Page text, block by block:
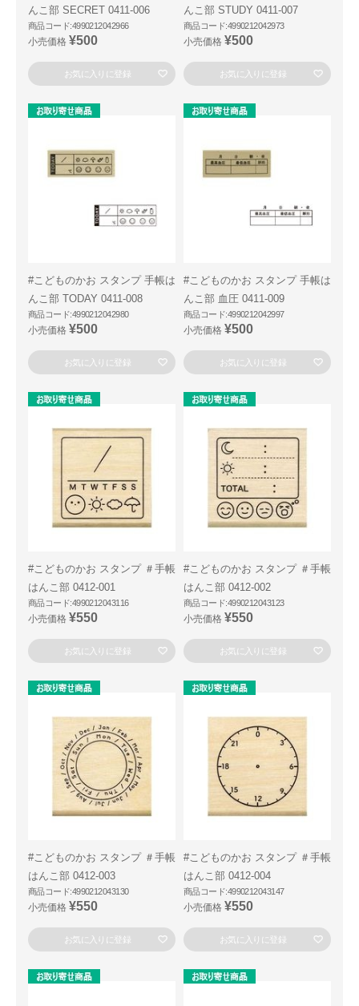
んこ部 SECRET 0411-006
商品コード:4990212042966
小売価格 ¥500
お気に入りに登録
んこ部 STUDY 0411-007
商品コード:4990212042973
小売価格 ¥500
お気に入りに登録
#こどものかお スタンプ 手帳は
んこ部 TODAY 0411-008
商品コード:4990212042980
小売価格 ¥500
お気に入りに登録
#こどものかお スタンプ 手帳は
んこ部 血圧 0411-009
商品コード:4990212042997
小売価格 ¥500
お気に入りに登録
#こどものかお スタンプ ＃手帳
はんこ部 0412-001
商品コード:4990212043116
小売価格 ¥550
お気に入りに登録
#こどものかお スタンプ ＃手帳
はんこ部 0412-002
商品コード:4990212043123
小売価格 ¥550
お気に入りに登録
#こどものかお スタンプ ＃手帳
はんこ部 0412-003
商品コード:4990212043130
小売価格 ¥550
お気に入りに登録
#こどものかお スタンプ ＃手帳
はんこ部 0412-004
商品コード:4990212043147
小売価格 ¥550
お気に入りに登録